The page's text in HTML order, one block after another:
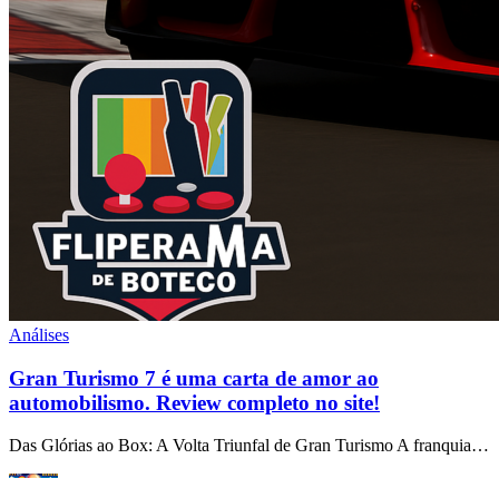
Análises
Gran Turismo 7 é uma carta de amor ao
automobilismo. Review completo no site!
Das Glórias ao Box: A Volta Triunfal de Gran Turismo A franquia…